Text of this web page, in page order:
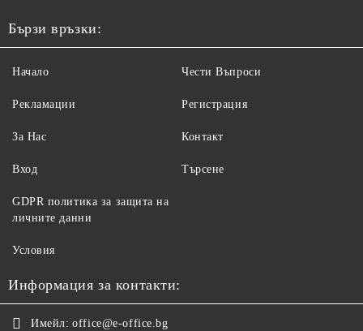
Бързи връзки:
Начало
Рекламации
За Нас
Вход
Чести Въпроси
Регистрация
Контакт
Търсене
GDPR политика за защита на
личните данни
Условия
Информация за контакти:
Имейл: office@e-office.bg